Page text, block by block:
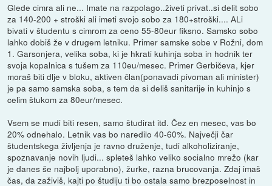
Glede cimra ali ne... Imate na razpolago..živeti privat..si delit sobo
za 140-200 + stroški ali imeti svojo sobo za 180+stroški.... ALi
bivati v študentu s cimrom za ceno 55-80eur fiksno. Samsko sobo
lahko dobiš že v drugem letniku. Primer samske sobe v Rožni, dom
1. Garsonjera, velika soba, ki je hkrati kuhinja soba in hodnik ter
svoja kopalnica s tušem za 110eu/mesec. Primer Gerbičeva, kjer
moraš biti dlje v bloku, aktiven član(ponavadi pivoman ali minister)
je pa samo samska soba, s tem da si deliš sanitarije in kuhinjo s
celim štukom za 80eur/mesec.
Vsem se mudi biti resen, samo študirat itd. Čez en mesec, vas bo
20% odnehalo. Letnik vas bo naredilo 40-60%. Največji čar
študentskega življenja je ravno druženje, tudi alkoholiziranje,
spoznavanje novih ljudi... spleteš lahko veliko socialno mrežo (kar
je danes še najbolj uporabno), žurke, razna brucovanja. Zdaj imaš
čas, da zaživiš, kajti po študiju ti bo ostala samo brezposelnost in